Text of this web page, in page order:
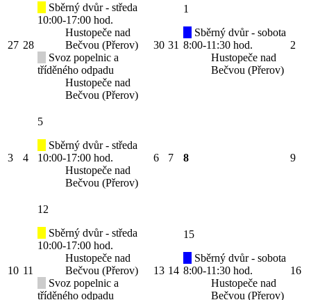
27 28
Sběrný dvůr - středa
10:00-17:00 hod.
Hustopeče nad
Bečvou (Přerov)
Svoz popelnic a
tříděného odpadu
Hustopeče nad
Bečvou (Přerov)
30 31
1
Sběrný dvůr - sobota
8:00-11:30 hod.
Hustopeče nad
Bečvou (Přerov)
2
3 4
5
Sběrný dvůr - středa
10:00-17:00 hod.
Hustopeče nad
Bečvou (Přerov)
6 7 8 9
10 11
12
Sběrný dvůr - středa
10:00-17:00 hod.
Hustopeče nad
Bečvou (Přerov)
Svoz popelnic a
tříděného odpadu
13 14
15
Sběrný dvůr - sobota
8:00-11:30 hod.
Hustopeče nad
Bečvou (Přerov)
16